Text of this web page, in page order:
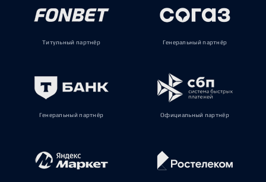
Титульный партнёр Генеральный партнёр
Генеральный партнёр Официальный партнёр